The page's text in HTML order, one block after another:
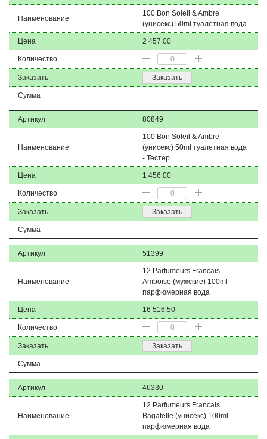
Наименование
100 Bon Soleil & Ambre
(унисекс) 50ml туалетная вода
Цена 2 457.00
Количество
Заказать Заказать
Сумма
Артикул 80849
Наименование
100 Bon Soleil & Ambre
(унисекс) 50ml туалетная вода
- Тестер
Цена 1 456.00
Количество
Заказать Заказать
Сумма
Артикул 51399
Наименование
12 Parfumeurs Francais
Amboise (мужские) 100ml
парфюмерная вода
Цена 16 516.50
Количество
Заказать Заказать
Сумма
Артикул 46330
Наименование
12 Parfumeurs Francais
Bagatelle (унисекс) 100ml
парфюмерная вода